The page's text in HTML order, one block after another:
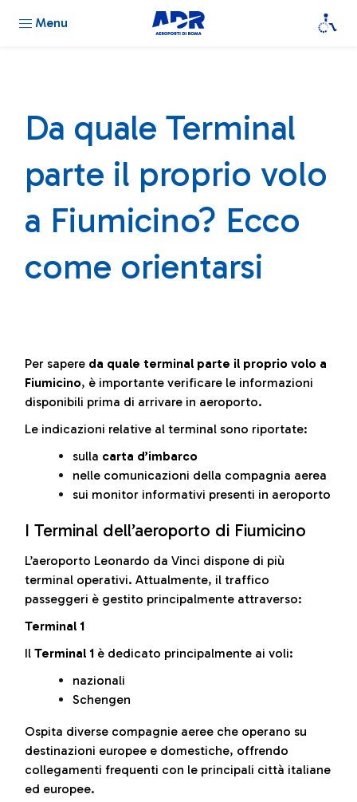
Menu
Da quale Terminal
parte il proprio volo
a Fiumicino? Ecco
come orientarsi
Per sapere da quale terminal parte il proprio volo a
Fiumicino, è importante verificare le informazioni
disponibili prima di arrivare in aeroporto.
Le indicazioni relative al terminal sono riportate:
sulla carta d’imbarco
nelle comunicazioni della compagnia aerea
sui monitor informativi presenti in aeroporto
I Terminal dell’aeroporto di Fiumicino
L’aeroporto Leonardo da Vinci dispone di più
terminal operativi. Attualmente, il traffico
passeggeri è gestito principalmente attraverso:
Terminal 1
Il Terminal 1 è dedicato principalmente ai voli:
nazionali
Schengen
Ospita diverse compagnie aeree che operano su
destinazioni europee e domestiche, offrendo
collegamenti frequenti con le principali città italiane
ed europee.